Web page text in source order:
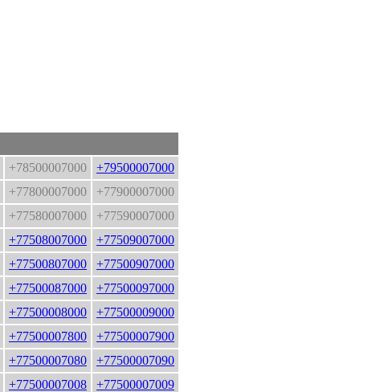
+78500007000
+79500007000
+77800007000
+77900007000
+77580007000
+77590007000
+77508007000
+77509007000
+77500807000
+77500907000
+77500087000
+77500097000
+77500008000
+77500009000
+77500007800
+77500007900
+77500007080
+77500007090
+77500007008
+77500007009